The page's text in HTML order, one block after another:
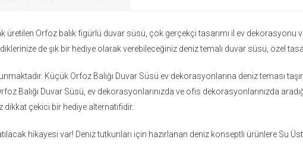
Orfoz balık figürlü duvar süsü, çok gerçekçi tasarımı il ev dekorasyonu
de şık bir hediye olarak verebileceğiniz deniz temalı duvar süsü, özel
Küçük Orfoz Balığı Duvar Süsü ev dekorasyonlarına deniz teması
Balığı Duvar Süsü, ev dekorasyonlarınızda ve ofis dekorasyonlarınızda
dikkat çekici bir hediye alternatifidir.
hikayesi var! Deniz tutkunları için hazırlanan deniz konseptli ürünlere Su